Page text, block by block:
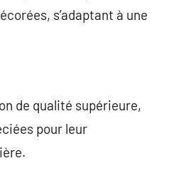
s’adaptant à une
de qualité supérieure,
pour leur